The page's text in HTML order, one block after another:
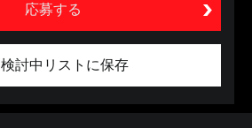
応募する
検討中リストに保存